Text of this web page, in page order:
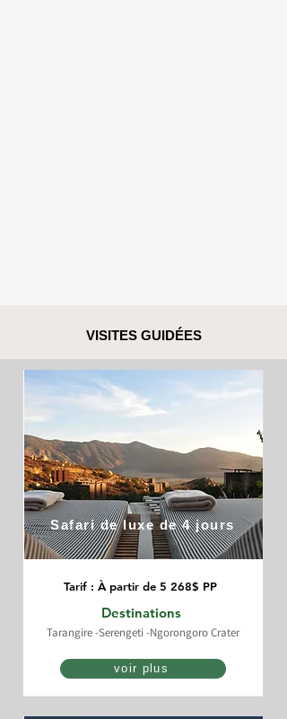
VISITES GUIDÉES
Safari de luxe de 4 jours
Tarif : À partir de 5 268$ PP
Destinations
Tarangire -Serengeti -Ngorongoro Crater
voir plus